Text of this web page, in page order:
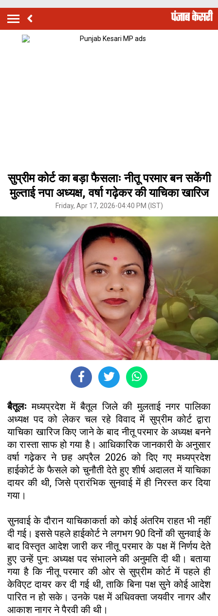
सुप्रीम कोर्ट का बड़ा फैसलाः नीतू परमार बन सकेंगी
मुल्ताई नपा अध्यक्ष, वर्षा गढ़ेकर की याचिका खारिज
Friday, Apr 17, 2026-04:40 PM (IST)
बैतूलः मध्यप्रदेश में बैतूल जिले की मुलताई नगर पालिका
अध्यक्ष पद को लेकर चल रहे विवाद में सुप्रीम कोर्ट द्वारा
याचिका खारिज किए जाने के बाद नीतू परमार के अध्यक्ष बनने
का रास्ता साफ हो गया है। आधिकारिक जानकारी के अनुसार
वर्षा गढ़ेकर ने छह अप्रैल 2026 को दिए गए मध्यप्रदेश
हाईकोर्ट के फैसले को चुनौती देते हुए शीर्ष अदालत में याचिका
दायर की थी, जिसे प्रारंभिक सुनवाई में ही निरस्त कर दिया
गया।
सुनवाई के दौरान याचिकाकर्ता को कोई अंतरिम राहत भी नहीं
दी गई। इससे पहले हाईकोर्ट ने लगभग 90 दिनों की सुनवाई के
बाद विस्तृत आदेश जारी कर नीतू परमार के पक्ष में निर्णय देते
हुए उन्हें पुन: अध्यक्ष पद संभालने की अनुमति दी थी। बताया
गया है कि नीतू परमार की ओर से सुप्रीम कोर्ट में पहले ही
केविएट दायर कर दी गई थी, ताकि बिना पक्ष सुने कोई आदेश
पारित न हो सके। उनके पक्ष में अधिवक्ता जयवीर नागर और
आकाश नागर ने पैरवी की थी।